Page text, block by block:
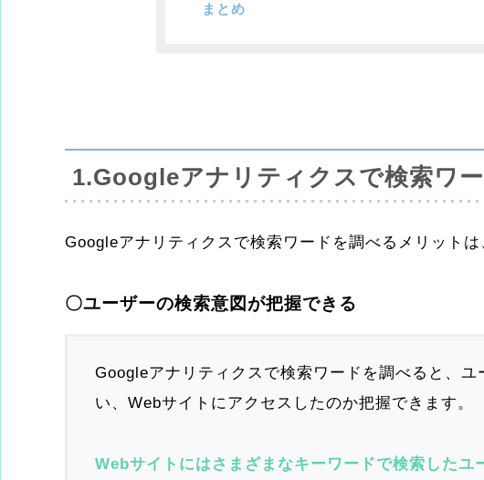
まとめ
1.Googleアナリティクスで検索ワ
Googleアナリティクスで検索ワードを調べるメリットは
〇ユーザーの検索意図が把握できる
Googleアナリティクスで検索ワードを調べると、
い、Webサイトにアクセスしたのか把握できます。
Webサイトにはさまざまなキーワードで検索したユ